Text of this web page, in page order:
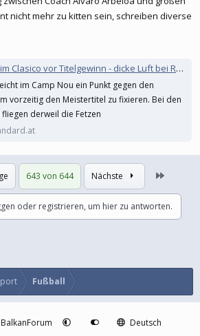
nicht mehr zu kitten sein, schreiben diverse
Clasico vor Titelgewinn - dicke Luft bei Real
im Camp Nou ein Punkt gegen den
vorzeitig den Meistertitel zu fixieren. Bei den
fliegen derweil die Fetzen
643 von 644 Nächste
oder registrieren, um hier zu antworten.
Fußball
BalkanForum
Deutsch